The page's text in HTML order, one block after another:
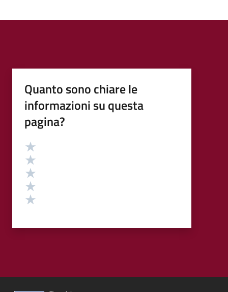
Quanto sono chiare le
informazioni su questa
pagina?
Valutazione